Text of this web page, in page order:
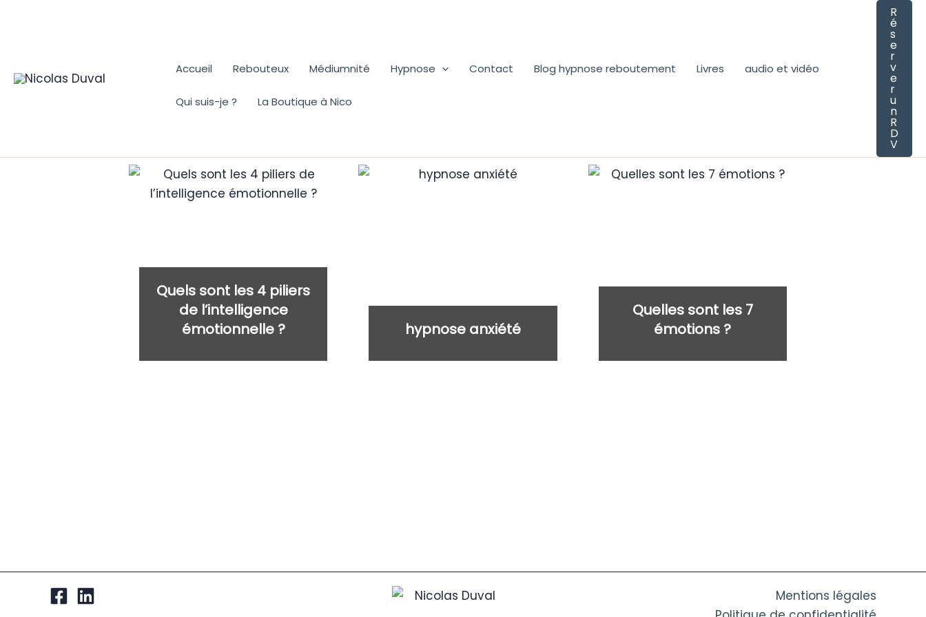
Accueil Rebouteux Médiumnité Hypnose Contact Blog hypnose reboutement Livres audio et vidéo
Qui suis-je ? La Boutique à Nico
R
é
s
e
r
v
e
r
u
n
R
D
V
Quels sont les 4 piliers
de l’intelligence
émotionnelle ?
hypnose anxiété
Quelles sont les 7
émotions ?
Mentions légales